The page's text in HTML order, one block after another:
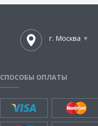
г. Москва
СПОСОБЫ ОПЛАТЫ